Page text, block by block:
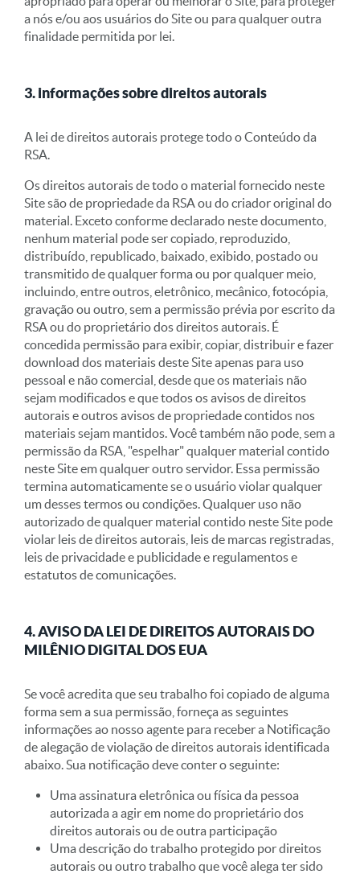
a nós e/ou aos usuários do Site ou para qualquer outra
finalidade permitida por lei.
3. informações sobre direitos autorais
A lei de direitos autorais protege todo o Conteúdo da
RSA.
Os direitos autorais de todo o material fornecido neste
Site são de propriedade da RSA ou do criador original do
material. Exceto conforme declarado neste documento,
nenhum material pode ser copiado, reproduzido,
distribuído, republicado, baixado, exibido, postado ou
transmitido de qualquer forma ou por qualquer meio,
incluindo, entre outros, eletrônico, mecânico, fotocópia,
gravação ou outro, sem a permissão prévia por escrito da
RSA ou do proprietário dos direitos autorais. É
concedida permissão para exibir, copiar, distribuir e fazer
download dos materiais deste Site apenas para uso
pessoal e não comercial, desde que os materiais não
sejam modificados e que todos os avisos de direitos
autorais e outros avisos de propriedade contidos nos
materiais sejam mantidos. Você também não pode, sem a
permissão da RSA, "espelhar" qualquer material contido
neste Site em qualquer outro servidor. Essa permissão
termina automaticamente se o usuário violar qualquer
um desses termos ou condições. Qualquer uso não
autorizado de qualquer material contido neste Site pode
violar leis de direitos autorais, leis de marcas registradas,
leis de privacidade e publicidade e regulamentos e
estatutos de comunicações.
4. AVISO DA LEI DE DIREITOS AUTORAIS DO
MILÊNIO DIGITAL DOS EUA
Se você acredita que seu trabalho foi copiado de alguma
forma sem a sua permissão, forneça as seguintes
informações ao nosso agente para receber a Notificação
de alegação de violação de direitos autorais identificada
abaixo. Sua notificação deve conter o seguinte:
Uma assinatura eletrônica ou física da pessoa
autorizada a agir em nome do proprietário dos
direitos autorais ou de outra participação
Uma descrição do trabalho protegido por direitos
autorais ou outro trabalho que você alega ter sido